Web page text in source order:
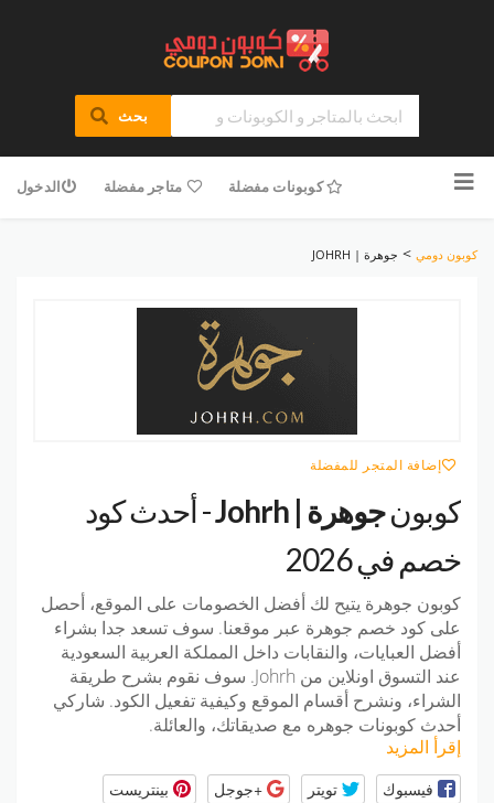
بحث
للمحتوى
كوبونات مفضلة متاجر مفضلة الدخول
كوبون دومي > جوهرة | JOHRH
إضافة المتجر للمفضلة
كوبونجوهرة | Johrh
- أحدث كود
خصم في 2026
كوبون جوهرة يتيح لك أفضل الخصومات على الموقع، أحصل
على كود خصم جوهرة عبر موقعنا. سوف تسعد جدا بشراء
أفضل العبايات، والنقابات داخل المملكة العربية السعودية
عند التسوق اونلاين من Johrh. سوف نقوم بشرح طريقة
الشراء، ونشرح أقسام الموقع وكيفية تفعيل الكود. شاركي
أحدث كوبونات جوهره مع صديقاتك، والعائلة.
إقرأ المزيد
فيسبوك تويتر +جوجل بينتريست